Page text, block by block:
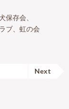
保存会、
ブ、虹の会
Next